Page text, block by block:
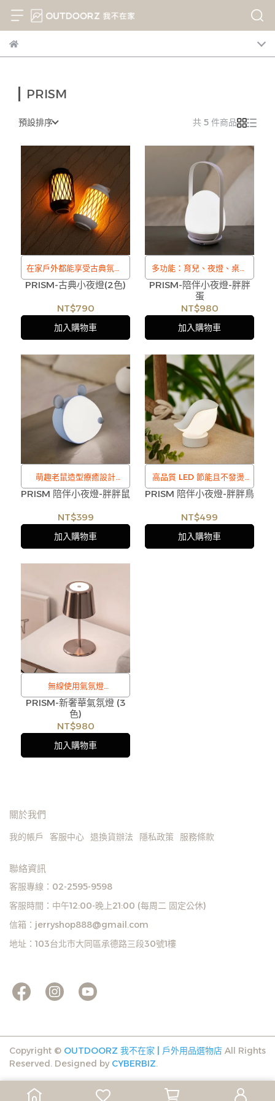
PRISM
預設排序 共 5 件商品
在家戶外都能享受古典氛圍
/
商品流動性快且多個平台共
用庫存，偶有下單後缺貨情
繫交期或更換商品，如無法
出貨，本公司將有權取消訂
單，造成不便尚請見諒。如
遇庫存不足無法下單，亦歡
迎洽詢客服。
PRISM-古典小夜燈(2色)
NT$790
加入購物車
多功能：育兒、夜燈、桌面
擺飾
/
訂購注意事項 :
商品流動性快且多個平台共
形，客服人員將立即與您聯
繫交期或更換商品，如無法
出貨，本公司將有權取消訂
單，造成不便尚請見諒。如
遇庫存不足無法下單，亦歡
迎洽詢客服。
PRISM-陪伴小夜燈-胖胖
蛋
NT$980
加入購物車
萌趣老鼠造型療癒設計
/
商品流動性快且多個平台共
用庫存，偶有下單後缺貨情
出貨，本公司將有權取消訂
單，造成不便尚請見諒。如
遇庫存不足無法下單，亦歡
迎洽詢客服。
PRISM 陪伴小夜燈-胖胖鼠
NT$399
加入購物車
高品質 LED 節能且不發燙
/
商品流動性快且多個平台共
用庫存，偶有下單後缺貨情
PRISM 陪伴小夜燈-胖胖鳥
NT$499
加入購物車
無線使用氣氛燈
/
訂購注意事項 :
商品流動性快且多個平台共
用庫存，偶有下單後缺貨情
單，造成不便尚請見諒。如
PRISM-新奢華氣氛燈 (3
色)
NT$980
加入購物車
關於我們
我的帳戶 客服中心 退換貨辦法 隱私政策 服務條款
聯絡資訊
客服專線：02-2595-9598
客服時間：中午12:00-晚上21:00 (每周二 固定公休)
信箱：jerryshop888@gmail.com
地址：103台北市大同區承德路三段30號1樓
Copyright © OUTDOORZ 我不在家 | 戶外用品選物店 All Rights
Reserved. Designed by CYBERBIZ.